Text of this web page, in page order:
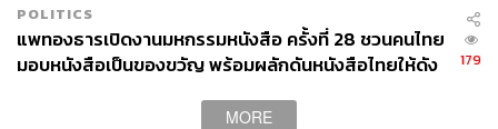
POLITICS
แพทองธารเปิดงานมหกรรมหนังสือ ครั้งที่ 28 ชวนคนไทย
มอบหนังสือเป็นของขวัญ พร้อมผลักดันหนังสือไทยให้ดัง
179
MORE